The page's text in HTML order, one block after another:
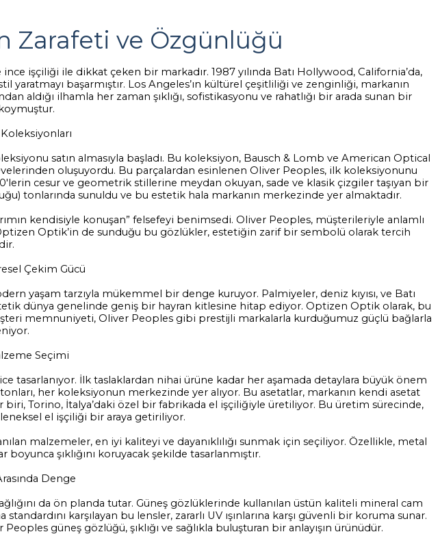
Zarafeti ve Özgünlüğü
işçiliği ile dikkat çeken bir markadır. 1987 yılında Batı Hollywood, California’da,
başarmıştır. Los Angeles’ın kültürel çeşitliliği ve zenginliği, markanın
aldığı ilhamla her zaman şıklığı, sofistikasyonu ve rahatlığı bir arada sunan bir
satın almasıyla başladı. Bu koleksiyon, Bausch & Lomb ve American Optical
oluşuyordu. Bu parçalardan esinlenen Oliver Peoples, ilk koleksiyonunu
cesur ve geometrik stillerine meydan okuyan, sade ve klasik çizgiler taşıyan bir
tonlarında sunuldu ve bu estetik hala markanın merkezinde yer almaktadır.
kendisiyle konuşan” felsefeyi benimsedi. Oliver Peoples, müşterileriyle anlamlı
Optik’in de sunduğu bu gözlükler, estetiğin zarif bir sembolü olarak tercih
Çekim Gücü
yaşam tarzıyla mükemmel bir denge kuruyor. Palmiyeler, deniz kıyısı, ve Batı
dünya genelinde geniş bir hayran kitlesine hitap ediyor. Optizen Optik olarak, bu
memnuniyeti, Oliver Peoples gibi prestijli markalarla kurduğumuz güçlü bağlarla
Seçimi
tasarlanıyor. İlk taslaklardan nihai ürüne kadar her aşamada detaylara büyük önem
her koleksiyonun merkezinde yer alıyor. Bu asetatlar, markanın kendi asetat
Torino, İtalya’daki özel bir fabrikada el işçiliğiyle üretiliyor. Bu üretim sürecinde,
el işçiliği bir araya getiriliyor.
malzemeler, en iyi kaliteyi ve dayanıklılığı sunmak için seçiliyor. Özellikle, metal
şıklığını koruyacak şekilde tasarlanmıştır.
Denge
da ön planda tutar. Güneş gözlüklerinde kullanılan üstün kaliteli mineral cam
karşılayan bu lensler, zararlı UV ışınlarına karşı güvenli bir koruma sunar.
güneş gözlüğü, şıklığı ve sağlıkla buluşturan bir anlayışın ürünüdür.